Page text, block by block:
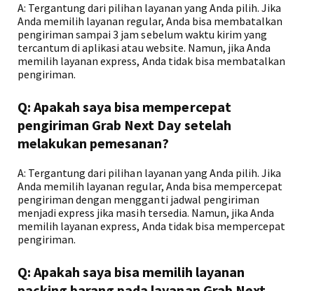
A: Tergantung dari pilihan layanan yang Anda pilih. Jika
Anda memilih layanan regular, Anda bisa membatalkan
pengiriman sampai 3 jam sebelum waktu kirim yang
tercantum di aplikasi atau website. Namun, jika Anda
memilih layanan express, Anda tidak bisa membatalkan
pengiriman.
Q: Apakah saya bisa mempercepat
pengiriman Grab Next Day setelah
melakukan pemesanan?
A: Tergantung dari pilihan layanan yang Anda pilih. Jika
Anda memilih layanan regular, Anda bisa mempercepat
pengiriman dengan mengganti jadwal pengiriman
menjadi express jika masih tersedia. Namun, jika Anda
memilih layanan express, Anda tidak bisa mempercepat
pengiriman.
Q: Apakah saya bisa memilih layanan